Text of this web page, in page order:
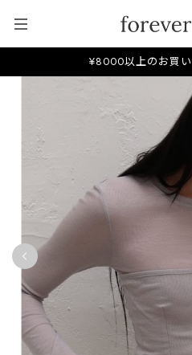
¥8000以上のお買い